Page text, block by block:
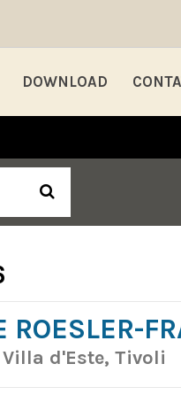
DOWNLOAD
ROESLER-
d'Este, Tivoli